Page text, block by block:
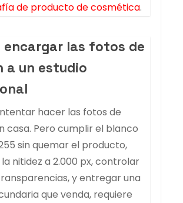
de producto de cosmética.
encargar las fotos de
a un estudio
hacer las fotos de
casa. Pero cumplir el blanco
sin quemar el producto,
nitidez a 2.000 px, controlar
y entregar una
que venda, requiere